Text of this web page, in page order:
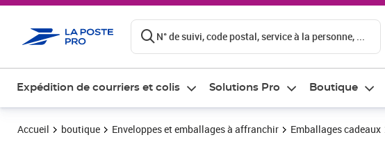
N° de suivi, code postal, service à la personne, ...
Expédition de courriers et colis Solutions Pro Boutique
Accueil boutique Enveloppes et emballages à affranchir Emballages cadeaux